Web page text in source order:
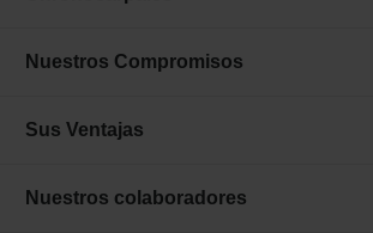
Nuestros Compromisos
Sus Ventajas
Nuestros colaboradores